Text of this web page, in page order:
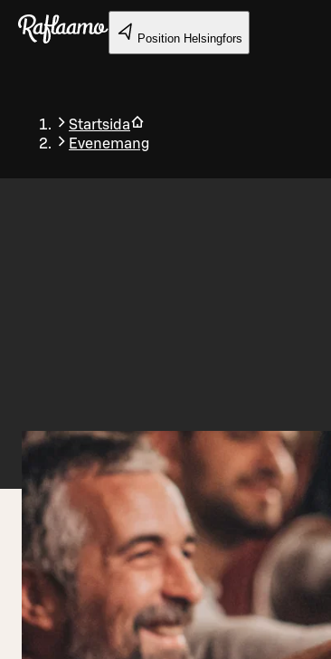
Gå till huvudinnehållet
Position Helsingfors
Startsida
Evenemang
Tillbaka